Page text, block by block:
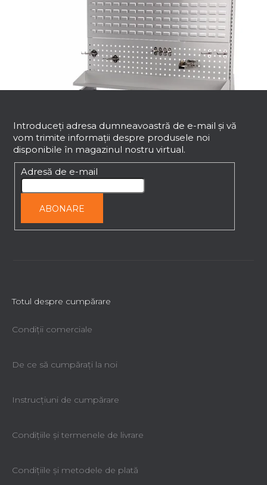
Panou suspendabil XIN
Livrare imediată
Livrare imediată
Introduceţi adresa dumneavoastră de e-mail şi vă
vom trimite informaţii despre produsele noi
disponibile în magazinul nostru virtual.
Adresă de e-mail
ABONARE
Totul despre cumpărare
Condiții comerciale
De ce să cumpăraţi la noi
Instrucțiuni de cumpărare
Condiţiile şi termenele de livrare
Condiţiile şi metodele de plată